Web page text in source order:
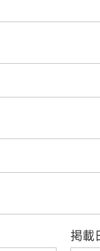
掲載